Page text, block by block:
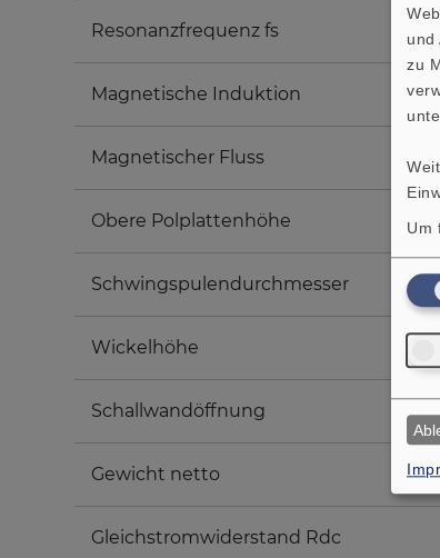
Resonanzfrequenz fs
Magnetische Induktion
Magnetischer Fluss
Obere Polplattenhöhe
Schwingspulendurchmesser
Wickelhöhe
Schallwandöffnung
Gewicht netto
Gleichstromwiderstand Rdc
und
zu
Um